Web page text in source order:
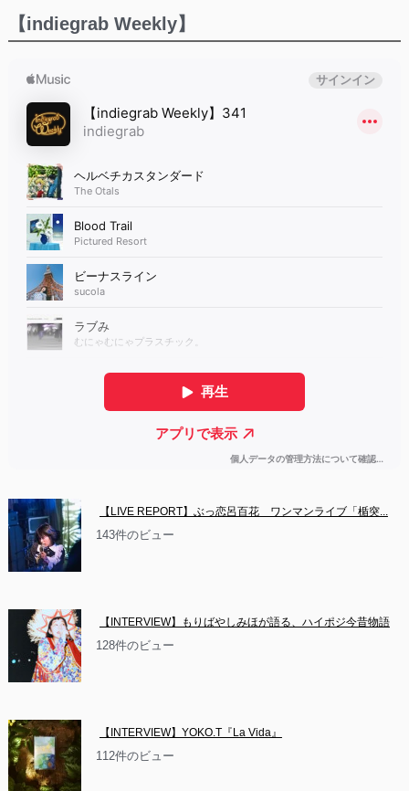
【indiegrab Weekly】
【LIVE REPORT】ぶっ恋呂百花　ワンマンライブ「楯突...
143件のビュー
【INTERVIEW】もりばやしみほが語る、ハイポジ今昔物語
128件のビュー
【INTERVIEW】YOKO.T『La Vida』
112件のビュー